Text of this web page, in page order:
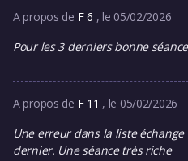
A propos de F 6 , le 05/02/2026
Pour les 3 derniers bonne séance
A propos de F 11 , le 05/02/2026
Une erreur dans la liste
dernier. Une séance très riche